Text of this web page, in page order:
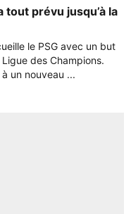
tout prévu jusqu’à la
le PSG avec un but
des Champions.
un nouveau ...